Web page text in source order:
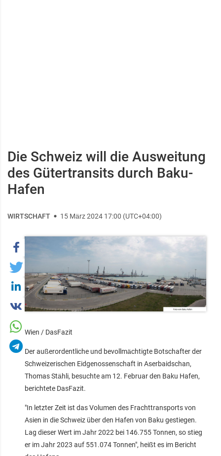
Die Schweiz will die Ausweitung
des Gütertransits durch Baku-
Hafen
WIRTSCHAFT 15 März 2024 17:00 (UTC+04:00)
Wien / DasFazit
Der außerordentliche und bevollmächtigte Botschafter der
Schweizerischen Eidgenossenschaft in Aserbaidschan,
Thomas Stähli, besuchte am 12. Februar den Baku Hafen,
berichtete DasFazit.
"In letzter Zeit ist das Volumen des Frachttransports von
Asien in die Schweiz über den Hafen von Baku gestiegen.
Lag dieser Wert im Jahr 2022 bei 146.755 Tonnen, so stieg
er im Jahr 2023 auf 551.074 Tonnen", heißt es im Bericht